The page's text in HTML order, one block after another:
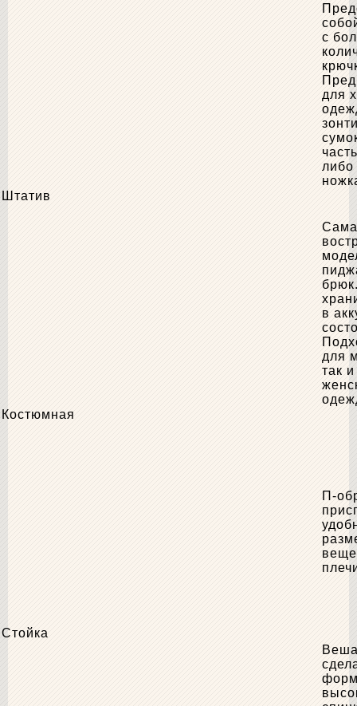
Штатив
с
для
либо
Костюмная
в
для
так
Стойка
П-